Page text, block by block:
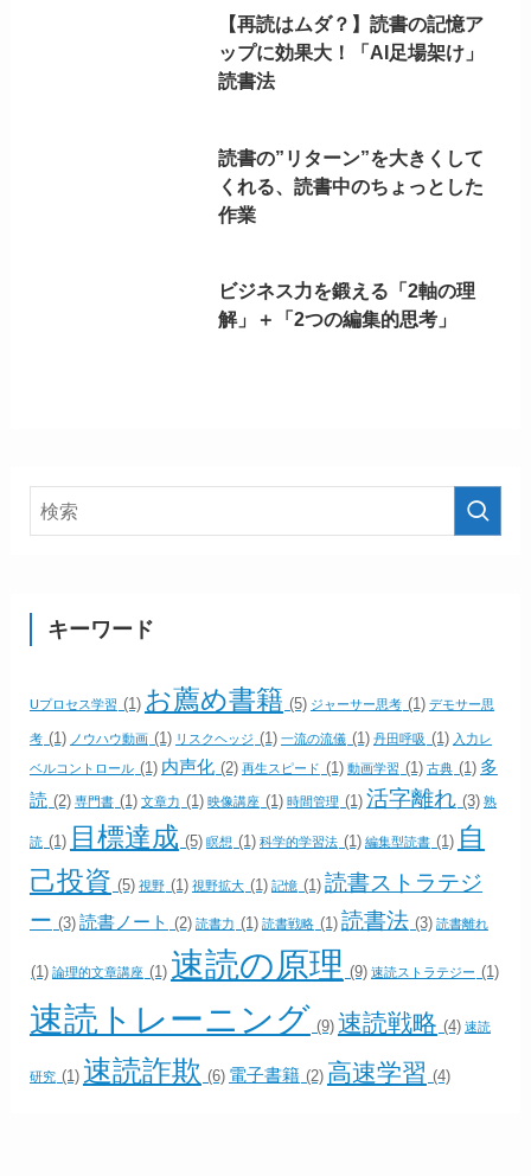
【再読はムダ？】読書の記憶ア
ップに効果大！「AI足場架け」
読書法
読書の”リターン”を大きくして
くれる、読書中のちょっとした
作業
ビジネス力を鍛える「2軸の理
解」＋「2つの編集的思考」
キーワード
Uプロセス学習 (1) お薦め書籍 (5) ジャーサー思考 (1) デモサー思
考 (1) ノウハウ動画 (1) リスクヘッジ (1) 一流の流儀 (1) 丹田呼吸 (1) 入力レ
ベルコントロール (1) 内声化 (2) 再生スピード (1) 動画学習 (1) 古典 (1) 多
読 (2) 専門書 (1) 文章力 (1) 映像講座 (1) 時間管理 (1) 活字離れ (3) 熟
読 (1) 目標達成 (5) 瞑想 (1) 科学的学習法 (1) 編集型読書 (1) 自
己投資 (5) 視野 (1) 視野拡大 (1) 記憶 (1) 読書ストラテジ
ー (3) 読書ノート (2) 読書力 (1) 読書戦略 (1) 読書法 (3) 読書離れ
(1) 論理的文章講座 (1) 速読の原理 (9) 速読ストラテジー (1)
速読トレーニング (9) 速読戦略 (4) 速読
研究 (1) 速読詐欺 (6) 電子書籍 (2) 高速学習 (4)